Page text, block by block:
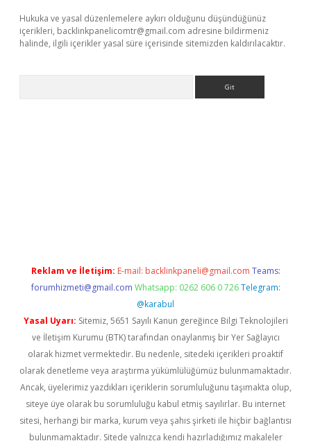
Hukuka ve yasal düzenlemelere aykırı olduğunu düşündüğünüz
içerikleri, backlinkpanelicomtr@gmail.com adresine bildirmeniz
halinde, ilgili içerikler yasal süre içerisinde sitemizden kaldırılacaktır.
Reklam ve İletişim: E-mail: backlinkpaneli@gmail.com Teams:
forumhizmeti@gmail.com Whatsapp: 0262 606 0 726 Telegram:
@karabul
Yasal Uyarı: Sitemiz, 5651 Sayılı Kanun gereğince Bilgi Teknolojileri
ve İletişim Kurumu (BTK) tarafından onaylanmış bir Yer Sağlayıcı
olarak hizmet vermektedir. Bu nedenle, sitedeki içerikleri proaktif
olarak denetleme veya araştırma yükümlülüğümüz bulunmamaktadır.
Ancak, üyelerimiz yazdıkları içeriklerin sorumluluğunu taşımakta olup,
siteye üye olarak bu sorumluluğu kabul etmiş sayılırlar. Bu internet
sitesi, herhangi bir marka, kurum veya şahıs şirketi ile hiçbir bağlantısı
bulunmamaktadır. Sitede yalnızca kendi hazırladığımız makaleler